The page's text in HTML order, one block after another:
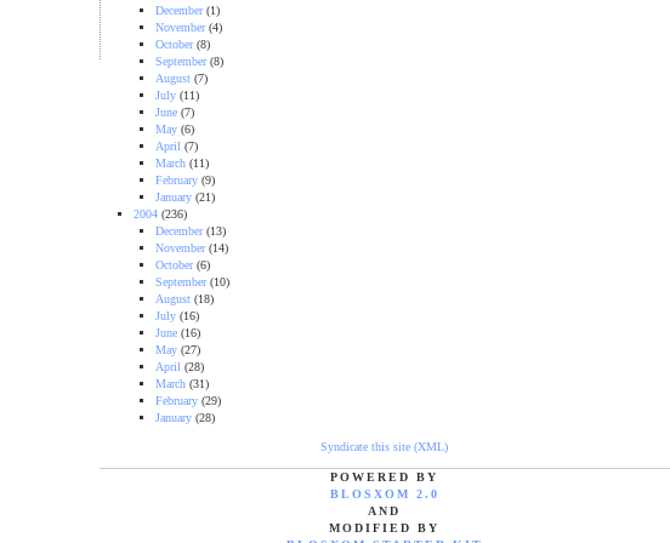
December(1)
November(4)
October(8)
September(8)
August(7)
July(11)
June(7)
May(6)
April (7)
March(11)
February(9)
January(21)
2004(236)
December(13)
November(14)
October(6)
September(10)
August(18)
July(16)
June(16)
May(27)
April (28)
March(31)
February(29)
January(28)
Syndicate this site (XML)
POWERED BY
BLOSXOM 2.0
AND
MODIFIED BY